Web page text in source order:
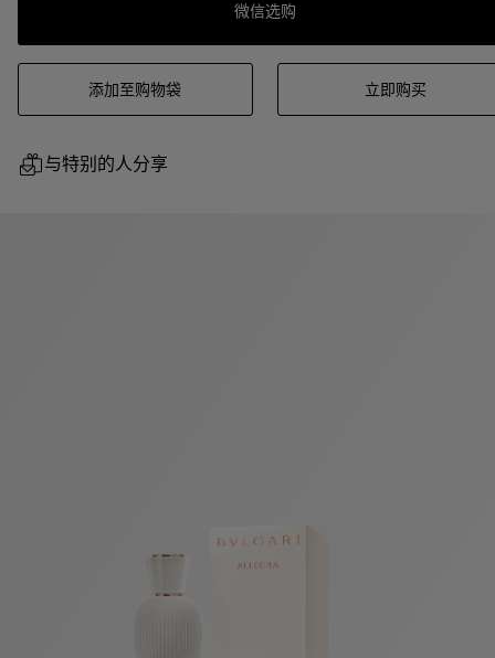
微信选购
添加至购物袋 立即购买
与特别的人分享